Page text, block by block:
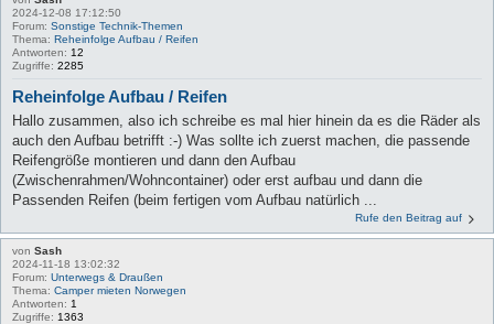
2024-12-08 17:12:50
Forum: Sonstige Technik-Themen
Thema: Reheinfolge Aufbau / Reifen
Antworten: 12
Zugriffe: 2285
Reheinfolge Aufbau / Reifen
Hallo zusammen, also ich schreibe es mal hier hinein da es die Räder als
auch den Aufbau betrifft :-) Was sollte ich zuerst machen, die passende
Reifengröße montieren und dann den Aufbau
(Zwischenrahmen/Wohncontainer) oder erst aufbau und dann die
Passenden Reifen (beim fertigen vom Aufbau natürlich ...
Rufe den Beitrag auf
von Sash
2024-11-18 13:02:32
Forum: Unterwegs & Draußen
Thema: Camper mieten Norwegen
Antworten: 1
Zugriffe: 1363